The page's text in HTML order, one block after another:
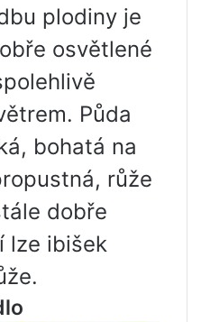
plodiny je
osvětlené
Půda
bohatá na
růže
dobře
lze ibišek